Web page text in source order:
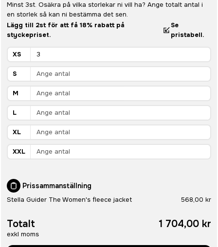
Minst 3st. Osäkra på vilka storlekar ni vill ha? Ange totalt antal i
en storlek så kan ni bestämma det sen.
Lägg till 2st för att få 18% rabatt på
styckepriset.
Se
pristabell.
XS
S
M
L
XL
XXL
Prissammanställning
Stella Guider The Women's fleece jacket 568,00 kr
Totalt
exkl moms
1 704,00 kr